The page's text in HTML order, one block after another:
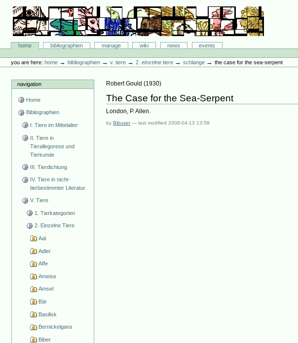
content.
navigation
Bibliographie-Portal
Sectionshome bibliographien manage wiki news
events
tools
you are here: home →bibliographien →v. tiere →2. einzelne tiere →schlange →the case for the sea-serpent
navigation
Home
Bibliographien
I. Tiere im Mittelalter
II. Tiere in
Tierallegorese und
Tierkunde
III. Tierdichtung
IV. Tiere in nicht-
tierbestimmter Literatur
V. Tiere
1. Tierkategorien
2. Einzelne Tiere
Aal
Adler
Affe
Ameise
Amsel
Bär
Basilisk
Bernickelgans
Biber
Robert Gould (1930)
The Case for the Sea-Serpent
London, P. Allen.
byBibuser —last modified2008-04-13 13:58